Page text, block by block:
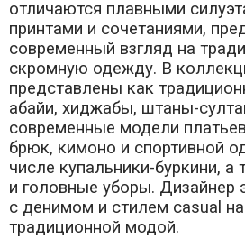
отличаются плавными
принтами и сочетаниями,
современный взгляд на
скромную одежду. В
представлены как
абайи, хиджабы, штаны-
современные модели
брюк, кимоно и спортивной
числе купальники-буркини, а
и головные уборы. Дизайнер
с денимом и стилем casual
традиционной модой.